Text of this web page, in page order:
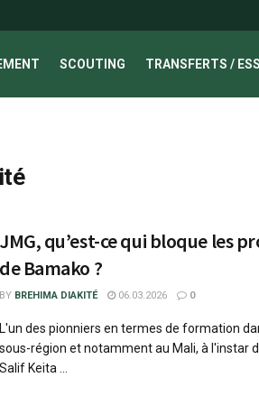
SCOUTING TRANSFERTS /
JMG, qu’est-ce qui bloque les
de Bamako ?
BY BREHIMA DIAKITÉ 06.03.2026 0
L'un des pionniers en termes de formation
sous-région et notamment au Mali, à l'instar
Salif Keita ...